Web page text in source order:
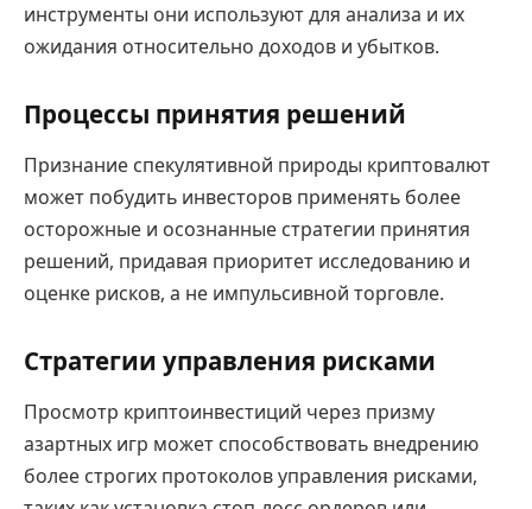
инструменты они используют для анализа и их
ожидания относительно доходов и убытков.
Процессы принятия решений
Признание спекулятивной природы криптовалют
может побудить инвесторов применять более
осторожные и осознанные стратегии принятия
решений, придавая приоритет исследованию и
оценке рисков, а не импульсивной торговле.
Стратегии управления рисками
Просмотр криптоинвестиций через призму
азартных игр может способствовать внедрению
более строгих протоколов управления рисками,